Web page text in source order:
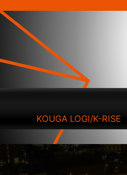
KOUGA LOGI/K-RISE